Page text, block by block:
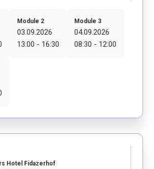
Module 2
03.09.2026
13:00 - 16:30
Module 3
04.09.2026
08:30 - 12:00
Hotel Fidazerhof